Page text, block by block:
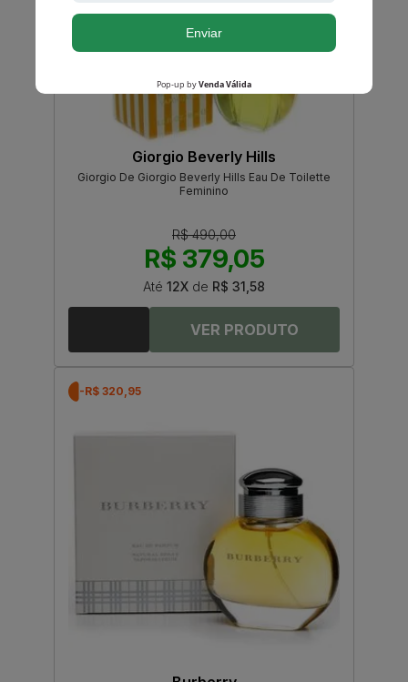
Giorgio Beverly Hills
Giorgio De Giorgio Beverly Hills Eau De Toilette
Feminino
R$ 490,00
R$ 379,05
Até 12X de R$ 31,58
-R$ 320,95